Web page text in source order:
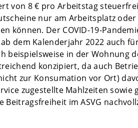
von 8 € pro Arbeitstag steuerfrei
nur am Arbeitsplatz oder
können. Der COVID-19-
dem Kalenderjahr 2022 auch
beispielsweise in der Wohnung
konzipiert, da auch
zur Konsumation vor Ort)
zugestellte Mahlzeiten
im ASVG